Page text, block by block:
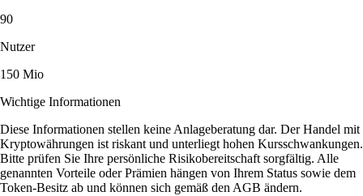
90
Nutzer
150 Mio
Wichtige Informationen
Diese Informationen stellen keine Anlageberatung dar. Der Handel mit
Kryptowährungen ist riskant und unterliegt hohen Kursschwankungen.
Bitte prüfen Sie Ihre persönliche Risikobereitschaft sorgfältig. Alle
genannten Vorteile oder Prämien hängen von Ihrem Status sowie dem
Token-Besitz ab und können sich gemäß den AGB ändern.